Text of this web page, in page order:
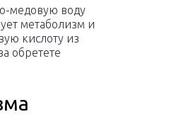
медовую воду
метаболизм и
кислоту из
обретете